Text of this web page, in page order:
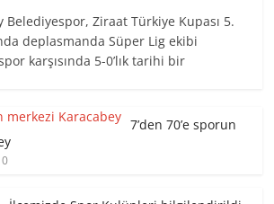
Belediyespor, Ziraat Türkiye Kupası 5.
deplasmanda Süper Lig ekibi
karşısında 5-0’lık tarihi bir
7’den 70’e sporun
0